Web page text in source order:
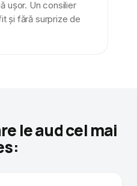
ușor. Un consilier
și fără surprize de
le aud cel mai